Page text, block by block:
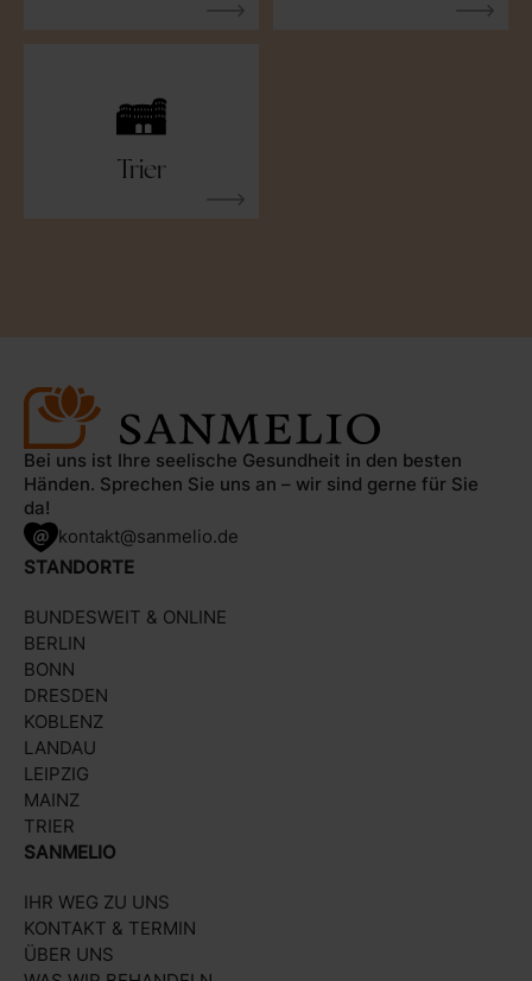
Trier
Bei uns ist Ihre seelische Gesundheit in den besten
Händen. Sprechen Sie uns an – wir sind gerne für Sie
da!
kontakt@sanmelio.de
STANDORTE
BUNDESWEIT & ONLINE
BERLIN
BONN
DRESDEN
KOBLENZ
LANDAU
LEIPZIG
MAINZ
TRIER
SANMELIO
IHR WEG ZU UNS
KONTAKT & TERMIN
ÜBER UNS